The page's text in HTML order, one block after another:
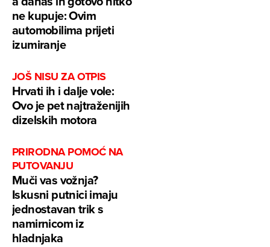
ne kupuje: Ovim
automobilima prijeti
izumiranje
JOŠ NISU ZA OTPIS
Hrvati ih i dalje vole:
Ovo je pet najtraženijih
dizelskih motora
PRIRODNA POMOĆ NA
PUTOVANJU
Muči vas vožnja?
Iskusni putnici imaju
jednostavan trik s
namirnicom iz
hladnjaka